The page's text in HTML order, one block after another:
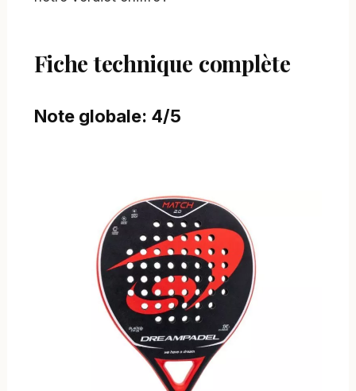
Fiche technique complète
Note globale: 4/5